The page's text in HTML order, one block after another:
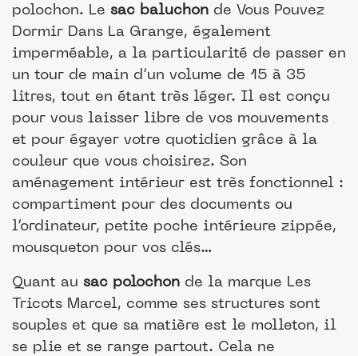
polochon. Le sac baluchon de Vous Pouvez
Dormir Dans La Grange, également
imperméable, a la particularité de passer en
un tour de main d’un volume de 15 à 35
litres, tout en étant très léger. Il est conçu
pour vous laisser libre de vos mouvements
et pour égayer votre quotidien grâce à la
couleur que vous choisirez. Son
aménagement intérieur est très fonctionnel :
compartiment pour des documents ou
l’ordinateur, petite poche intérieure zippée,
mousqueton pour vos clés…
Quant au sac polochon de la marque Les
Tricots Marcel, comme ses structures sont
souples et que sa matière est le molleton, il
se plie et se range partout. Cela ne